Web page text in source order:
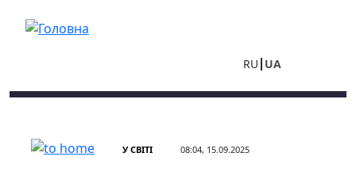
RU UA
У СВІТІ 08:04, 15.09.2025